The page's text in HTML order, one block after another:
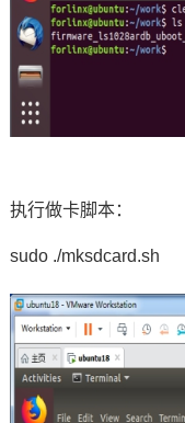
执行做卡脚本：
sudo ./mksdcard.sh